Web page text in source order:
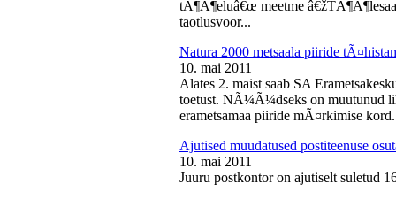
tÃ¶Ã¶eluâ€œ meetme
taotlusvoor...
Natura 2000 metsaala piiride
10. mai 2011
Alates 2. maist saab SA
toetust. NÃ¼Ã¼dseks on muutunud
erametsamaa piiride mÃ¤rkimise
Ajutised muudatused postiteenuse
10. mai 2011
Juuru postkontor on ajutiselt suletud